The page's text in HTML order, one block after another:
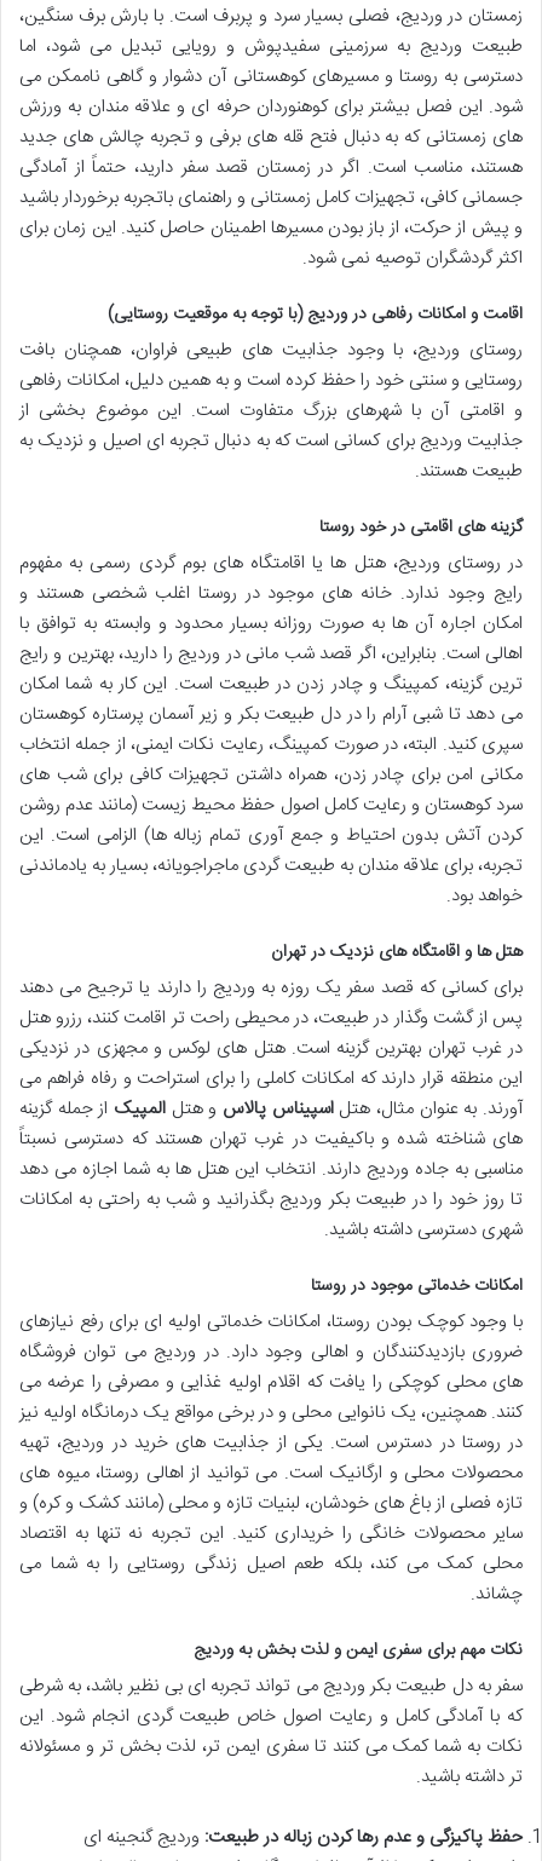
زمستان در وردیج، فصلی بسیار سرد و پربرف است. با بارش برف سنگین،
طبیعت وردیج به سرزمینی سفیدپوش و رویایی تبدیل می شود، اما
دسترسی به روستا و مسیرهای کوهستانی آن دشوار و گاهی ناممکن می
شود. این فصل بیشتر برای کوهنوردان حرفه ای و علاقه مندان به ورزش
های زمستانی که به دنبال فتح قله های برفی و تجربه چالش های جدید
هستند، مناسب است. اگر در زمستان قصد سفر دارید، حتماً از آمادگی
جسمانی کافی، تجهیزات کامل زمستانی و راهنمای باتجربه برخوردار باشید
و پیش از حرکت، از باز بودن مسیرها اطمینان حاصل کنید. این زمان برای
اکثر گردشگران توصیه نمی شود.
اقامت و امکانات رفاهی در وردیج (با توجه به موقعیت روستایی)
روستای وردیج، با وجود جذابیت های طبیعی فراوان، همچنان بافت
روستایی و سنتی خود را حفظ کرده است و به همین دلیل، امکانات رفاهی
و اقامتی آن با شهرهای بزرگ متفاوت است. این موضوع بخشی از
جذابیت وردیج برای کسانی است که به دنبال تجربه ای اصیل و نزدیک به
طبیعت هستند.
گزینه های اقامتی در خود روستا
در روستای وردیج، هتل ها یا اقامتگاه های بوم گردی رسمی به مفهوم
رایج وجود ندارد. خانه های موجود در روستا اغلب شخصی هستند و
امکان اجاره آن ها به صورت روزانه بسیار محدود و وابسته به توافق با
اهالی است. بنابراین، اگر قصد شب مانی در وردیج را دارید، بهترین و رایج
ترین گزینه، کمپینگ و چادر زدن در طبیعت است. این کار به شما امکان
می دهد تا شبی آرام را در دل طبیعت بکر و زیر آسمان پرستاره کوهستان
سپری کنید. البته، در صورت کمپینگ، رعایت نکات ایمنی، از جمله انتخاب
مکانی امن برای چادر زدن، همراه داشتن تجهیزات کافی برای شب های
سرد کوهستان و رعایت کامل اصول حفظ محیط زیست (مانند عدم روشن
کردن آتش بدون احتیاط و جمع آوری تمام زباله ها) الزامی است. این
تجربه، برای علاقه مندان به طبیعت گردی ماجراجویانه، بسیار به یادماندنی
خواهد بود.
هتل ها و اقامتگاه های نزدیک در تهران
برای کسانی که قصد سفر یک روزه به وردیج را دارند یا ترجیح می دهند
پس از گشت وگذار در طبیعت، در محیطی راحت تر اقامت کنند، رزرو هتل
در غرب تهران بهترین گزینه است. هتل های لوکس و مجهزی در نزدیکی
این منطقه قرار دارند که امکانات کاملی را برای استراحت و رفاه فراهم می
آورند. به عنوان مثال، هتلاسپیناس پالاس و هتل المپیک از جمله گزینه
های شناخته شده و باکیفیت در غرب تهران هستند که دسترسی نسبتاً
مناسبی به جاده وردیج دارند. انتخاب این هتل ها به شما اجازه می دهد
تا روز خود را در طبیعت بکر وردیج بگذرانید و شب به راحتی به امکانات
شهری دسترسی داشته باشید.
امکانات خدماتی موجود در روستا
با وجود کوچک بودن روستا، امکانات خدماتی اولیه ای برای رفع نیازهای
ضروری بازدیدکنندگان و اهالی وجود دارد. در وردیج می توان فروشگاه
های محلی کوچکی را یافت که اقلام اولیه غذایی و مصرفی را عرضه می
کنند. همچنین، یک نانوایی محلی و در برخی مواقع یک درمانگاه اولیه نیز
در روستا در دسترس است. یکی از جذابیت های خرید در وردیج، تهیه
محصولات محلی و ارگانیک است. می توانید از اهالی روستا، میوه های
تازه فصلی از باغ های خودشان، لبنیات تازه و محلی (مانند کشک و کره) و
سایر محصولات خانگی را خریداری کنید. این تجربه نه تنها به اقتصاد
محلی کمک می کند، بلکه طعم اصیل زندگی روستایی را به شما می
چشاند.
نکات مهم برای سفری ایمن و لذت بخش به وردیج
سفر به دل طبیعت بکر وردیج می تواند تجربه ای بی نظیر باشد، به شرطی
که با آمادگی کامل و رعایت اصول خاص طبیعت گردی انجام شود. این
نکات به شما کمک می کنند تا سفری ایمن تر، لذت بخش تر و مسئولانه
تر داشته باشید.
حفظ پاکیزگی و عدم رها کردن زباله در طبیعت: وردیج گنجینه ای